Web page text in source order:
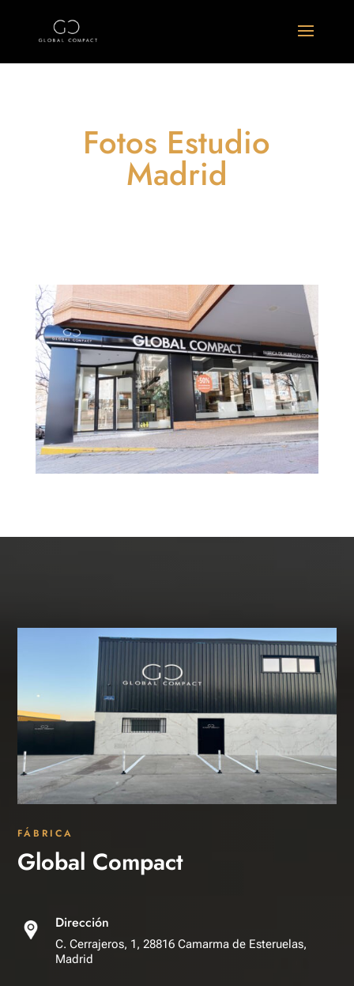
Fotos Estudio
Madrid
FÁBRICA
Global Compact
Dirección
C. Cerrajeros, 1, 28816 Camarma de Esteruelas,
Madrid